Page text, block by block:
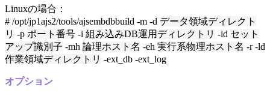
Linuxの場合：
# /opt/jp1ajs2/tools/ajsembdbbuild -m -d データ領域ディレクト
リ -p ポート番号 -i 組み込みDB運用ディレクトリ -id セット
アップ識別子 -mh 論理ホスト名 -eh 実行系物理ホスト名 -r -ld
作業領域ディレクトリ -ext_db -ext_log
オプション